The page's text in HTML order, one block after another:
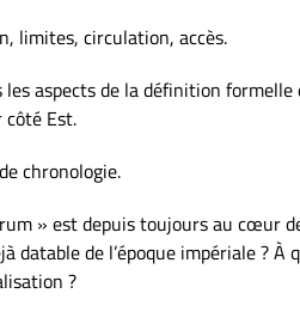
limites, circulation, accès.
les aspects de la définition
Est.
chronologie.
» est depuis toujours au cœur
datable de l’époque impériale ?
?